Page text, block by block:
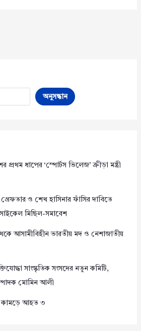
অনুসন্ধান
প্রথম ধাপের ‘স্পোর্টস ভিলেজ’ ক্রীড়া মন্ত্রী
গ্রেফতার ও শেখ হাসিনার ফাঁসির দাবিতে
মিছিল-সমাবেশ
আসামীবিহীন ভারতীয় মদ ও নেশাজাতীয়
সাংস্কৃতিক সংসদের নতুন কমিটি,
মোমিন আলী
কামড়ে আহত ৩